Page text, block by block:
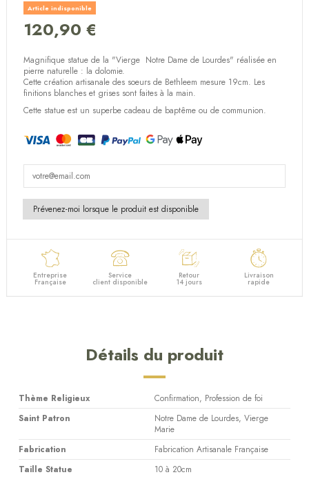
Article indisponible
120,90 €
Magnifique statue de la "Vierge Notre Dame de Lourdes" réalisée en
pierre naturelle : la dolomie.
Cette création artisanale des soeurs de Bethleem mesure 19cm. Les
finitions blanches et grises sont faites à la main.
Cette statue est un superbe cadeau de baptême ou de communion.
Entreprise
Française
Service
client disponible
Retour
14 jours
Livraison
rapide
Détails du produit
Thème Religieux
Confirmation, Profession de foi
Saint Patron
Notre Dame de Lourdes, Vierge
Marie
Fabrication
Fabrication Artisanale Française
Taille Statue
10 à 20cm